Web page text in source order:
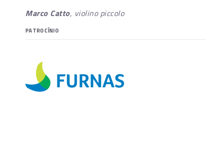
Marco Catto, violino piccolo
PATROCÍNIO